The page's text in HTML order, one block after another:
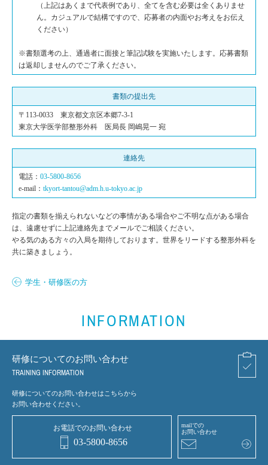
（上記はあくまで代表例であり、全てを含む必要は全くありませ
ん。カジュアルで結構ですので、応募者の内面やお考えをお伝え
ください）
※書類選考の上、通過者に面接と筆記試験を実施いたします。応募書類
は返却しませんのでご了承ください。
書類の提出先
〒113-0033 東京都文京区本郷7-3-1
東京大学医学部整形外科 医局長 岡嶋晃一 宛
連絡先
電話： 03-5800-8656
e-mail： tkyort-tantou@adm.h.u-tokyo.ac.jp
指定の書類を揃えられないなどの事情がある場合やご不明な点がある場合
は、遠慮せずに上記連絡先までメールでご相談ください。
やる気のある方々の入局を期待しております。世界をリードする整形外科を
共に築きましょう。
学生・研修医の方
INFORMATION
研修についてのお問い合わせ
TRAINING INFORMATION
研修についてのお問い合わせはこちらから
お問い合わせください。
お電話でのお問い合わせ
03-5800-8656
mailでの
お問い合わせ